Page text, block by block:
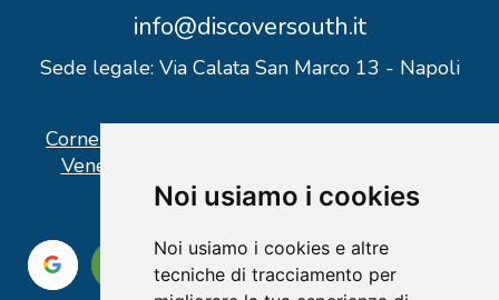
Noi usiamo i cookies
Noi usiamo i cookies e altre
tecniche di tracciamento per
info@discoversouth.it
Sede legale: Via Calata San Marco 13 - Napoli
Corner operativo: I Point Ercolano, via Vittorio
Veneto n° 18 - Piazzale Stazione Ercolano